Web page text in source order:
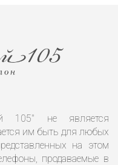
105" не является
им быть для любых
на этом
продаваемые в